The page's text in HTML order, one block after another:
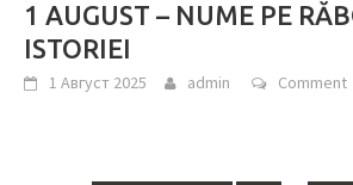
1 AUGUST – NUME PE
ISTORIEI
1 Август 2025 admin Comment